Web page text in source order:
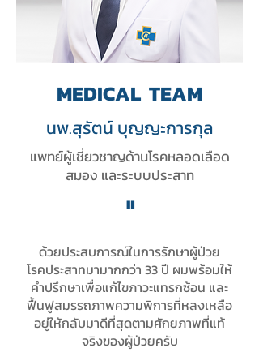
MEDICAL TEAM
นพ.สุรัตน์ บุญญะการกุล
แพทย์ผู้เชี่ยวชาญด้านโรคหลอดเลือด
สมอง และระบบประสาท
"
ด้วยประสบการณ์ในการรักษาผู้ป่วย
โรคประสาทมามากกว่า 33 ปี ผมพร้อมให้
คำปรึกษาเพื่อแก้ไขภาวะแทรกซ้อน และ
ฟื้นฟูสมรรถภาพความพิการที่หลงเหลือ
อยู่ให้กลับมาดีที่สุดตามศักยภาพที่แท้
จริงของผู้ป่วยครับ